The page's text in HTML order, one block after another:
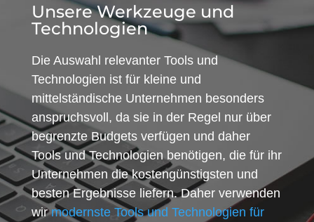
Unsere Werkzeuge und
Technologien
Die Auswahl relevanter Tools und
Technologien ist für kleine und
mittelständische Unternehmen besonders
anspruchsvoll, da sie in der Regel nur über
begrenzte Budgets verfügen und daher
Tools und Technologien benötigen, die für ihr
Unternehmen die kostengünstigsten und
besten Ergebnisse liefern. Daher verwenden
wirmodernste Tools und Technologien für